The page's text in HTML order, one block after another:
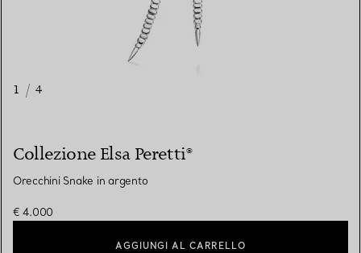
1 / 4
Collezione Elsa Peretti®
Orecchini Snake in argento
€ 4.000
AGGIUNGI AL CARRELLO